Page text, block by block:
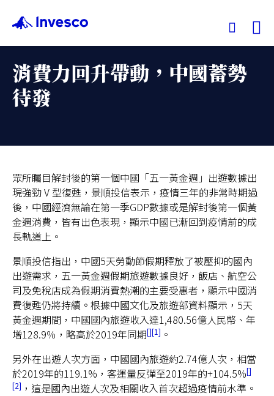
我們的基金
服務中心
永續專區
關於景順
台灣
聯絡我們
消費力回升帶動，中國蓄勢
待發
眾所矚目解封後的第一個中國「五一黃金週」出遊數據出
現強勁 V 型復甦，景順投信表示，疫情三年的非常時期過
後，中國經濟無論在第一季GDP數據或是解封後第一個黃
金週消費，皆有出色表現，顯示中國已漸回到疫情前的成
長軌道上。
景順投信指出，中國5天勞動節假期釋放了被壓抑的國內
出遊需求，五一黃金週假期旅遊數據良好，飯店、航空公
司及免稅店成為假期消費熱潮的主要受惠者，顯示中國消
費復甦仍將持續。根據中國文化及旅遊部資料顯示，5天
黃金週期間，中國國內旅遊收入達1,480.56億人民幣、年
增128.9％，略高於2019年同期
1
。
另外在出遊人次方面，中國國內旅遊約2.74億人次，相當
於2019年的119.1%，客運量反彈至2019年的+104.5%
2 ，這是國內出遊人次及相關收入首次超過疫情前水準。